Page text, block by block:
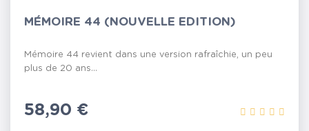
MÉMOIRE 44 (NOUVELLE EDITION)
Mémoire 44 revient dans une version rafraîchie, un peu
plus de 20 ans...
Prix
58,90 €